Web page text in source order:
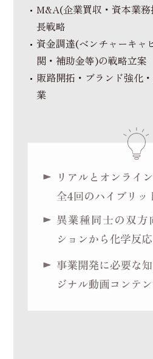
M&A(企業買収・資本業
長戦略
資金調達(ベンチャーキャ
関・補助金等)の戦略立案
販路開拓・ブランド強化
業